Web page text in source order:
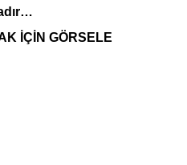
İÇİN GÖRSELE